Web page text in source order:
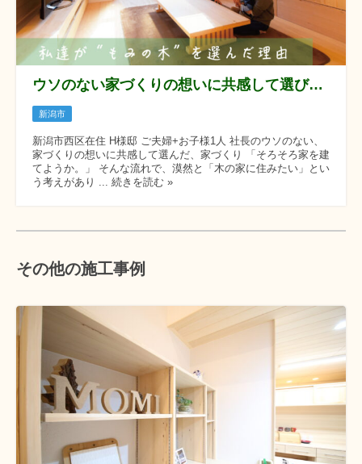
ウソのない家づくりの想いに共感して選びました
新潟市
新潟市西区在住 H様邸 ご夫婦+お子様1人 社長のウソのない、
家づくりの想いに共感して選んだ、家づくり 「そろそろ家を建
てようか。」 そんな流れで、漠然と「木の家に住みたい」とい
う考えがあり ... 続きを読む »
その他の施工事例